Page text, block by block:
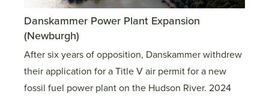
Danskammer Power Plant Expansion
(Newburgh)
After six years of opposition, Danskammer withdrew
their application for a Title V air permit for a new
fossil fuel power plant on the Hudson River. 2024